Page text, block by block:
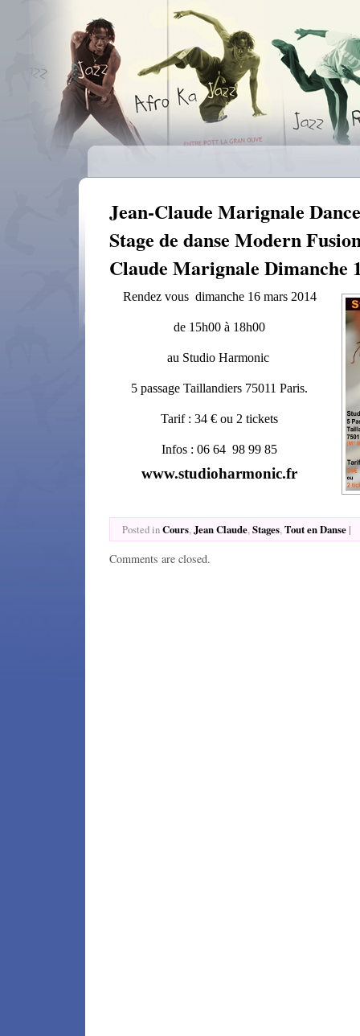
Jean-Claude Marignale
Stage de danse Modern
Claude Marignale Dimanche
Rendez vous dimanche 16 mars 2014
de 15h00 à 18h00
au Studio Harmonic
5 passage Taillandiers 75011 Paris.
Tarif : 34 € ou 2 tickets
Infos :06 64 98 99 85
www.studioharmonic.fr
Posted inCours,Jean Claude,Stages,Tout en Danse |
Comments are closed.